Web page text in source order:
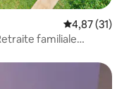
Évaluation
4,87 (31)
familiale